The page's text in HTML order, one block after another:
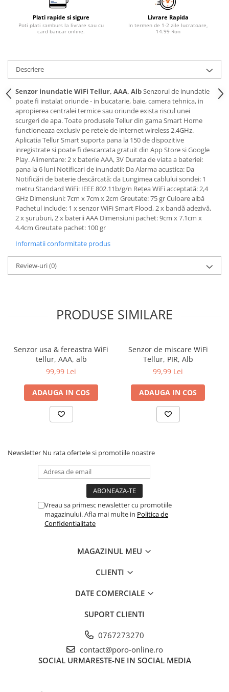
Plati rapide si sigure
Poti plati ramburs la livrare sau cu
card bancar online.
Livrare Rapida
In termen de 1-2 zile lucratoare,
14.99 Ron
Descriere
Senzor inundatie WiFi Tellur, AAA, AlbSenzorul de inundatie
poate fi instalat oriunde - in bucatarie, baie, camera tehnica, in
apropierea centralei termice sau oriunde exista riscul unei
scurgeri de apa. Toate produsele Tellur din gama Smart Home
functioneaza exclusiv pe retele de internet wireless 2.4GHz.
Aplicatia Tellur Smart suporta pana la 150 de dispozitive
inregistrate si poate fi descarcata gratuit din App Store si Google
Play. Alimentare: 2 x baterie AAA, 3V Durata de viata a bateriei:
pana la 6 luni Notificari de inundatii: Da Alarma acustica: Da
Notificări de baterie descărcată: da Lungimea cablului sondei: 1
metru Standard WiFi: IEEE 802.11b/g/n Rețea WiFi acceptată: 2,4
GHz Dimensiuni: 7cm x 7cm x 2cm Greutate: 75 gr Culoare albă
Pachetul include: 1 x senzor WiFi Smart Flood, 2 x bandă adezivă,
2 x șuruburi, 2 x baterii AAA Dimensiuni pachet: 9cm x 7.1cm x
4.4cm Greutate pachet: 100 gr
Informatii conformitate produs
Review-uri(0)
PRODUSE SIMILARE
Senzor usa & fereastra WiFi
tellur, AAA, alb
99,99 Lei
ADAUGA IN COS
Senzor de miscare WiFi
Tellur, PIR, Alb
99,99 Lei
ADAUGA IN COS
Newsletter Nu rata ofertele si promotiile noastre
Vreau sa primesc newsletter cu promotiile
magazinului. Afla mai multe in Politica de
Confidentialitate
MAGAZINUL MEU
CLIENTI
DATE COMERCIALE
SUPORT CLIENTI
0767273270
contact@poro-online.ro
SOCIAL URMARESTE-NE IN SOCIAL MEDIA